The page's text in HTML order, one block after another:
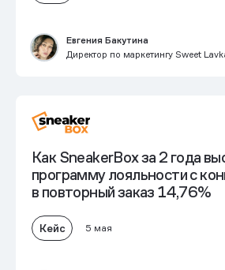
Евгения Бакутина
Директор по маркетингу Sweet
Как SneakerBox за 2 года
программу лояльностис
в повторный заказ 14,76%
Кейс 5 мая